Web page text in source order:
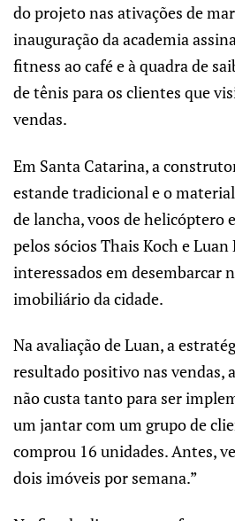
do projeto nas ativações de
inauguração da academia
fitness ao café e à quadra de
de tênis para os clientes que
vendas.
Em Santa Catarina, a
estande tradicional e o
de lancha, voos de helicóptero
pelos sócios Thais Koch e Luan
interessados em desembarcar
imobiliário da cidade.
Na avaliação de Luan, a
resultado positivo nas vendas,
não custa tanto para ser
um jantar com um grupo de
comprou 16 unidades. Antes,
dois imóveis por semana.”